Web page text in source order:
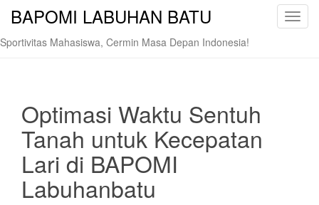
T
BAPOMI LABUHAN BATU
Sportivitas Mahasiswa, Cermin Masa Depan Indonesia!
Optimasi Waktu Sentuh
Tanah untuk Kecepatan
Lari di BAPOMI
Labuhanbatu